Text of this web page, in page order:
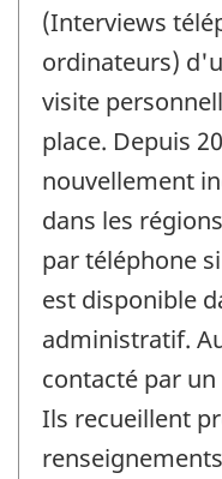
(Interviews
ordinateurs)
visite
place. Depuis
nouvellement
dans les
par téléphone
est disponible
administratif.
contacté par
Ils recueillent